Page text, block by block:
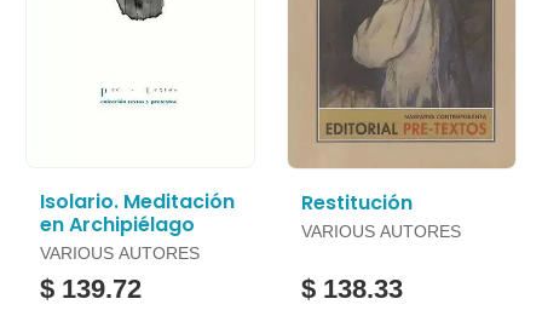
Isolario. Meditación
en Archipiélago
VARIOUS AUTORES
$ 139.72
Restitución
VARIOUS AUTORES
$ 138.33